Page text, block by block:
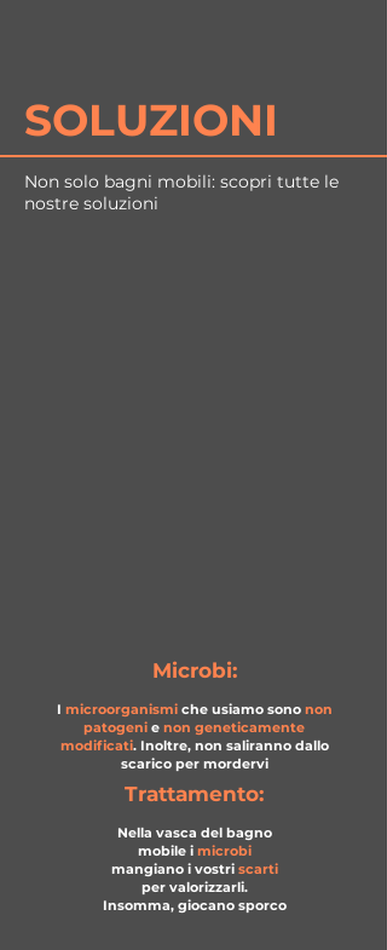
SOLUZIONI
Non solo bagni mobili: scopri tutte le
nostre soluzioni
Microbi:
I microorganismiche usiamo sono non
patogeni e non geneticamente
modificati. Inoltre, non saliranno dallo
scarico per mordervi
Trattamento:
Nella vasca del bagno
mobile i microbi
mangiano i vostri scarti
per valorizzarli.
Insomma, giocano sporco